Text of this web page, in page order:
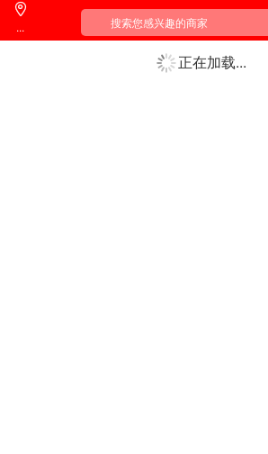

...
正在加载...